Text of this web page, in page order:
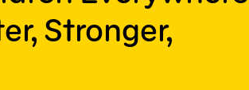
Stronger,